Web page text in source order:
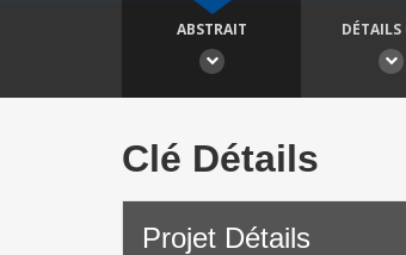
ABSTRAIT DÉTAILS
Clé Détails
Projet Détails